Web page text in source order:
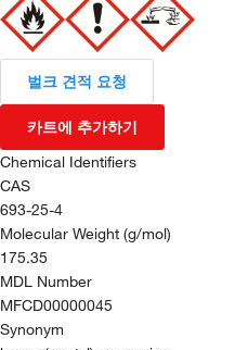
벌크 견적 요청
카트에 추가하기
Chemical Identifiers
CAS
693-25-4
Molecular Weight (g/mol)
175.35
MDL Number
MFCD00000045
Synonym